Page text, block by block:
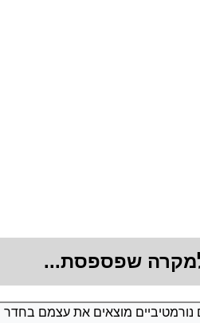
שפספסת...